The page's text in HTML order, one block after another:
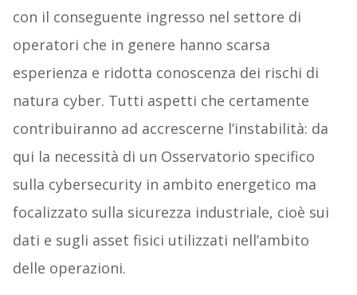
con il conseguente ingresso nel settore di
operatori che in genere hanno scarsa
esperienza e ridotta conoscenza dei rischi di
natura cyber. Tutti aspetti che certamente
contribuiranno ad accrescerne l’instabilità: da
qui la necessità di un Osservatorio specifico
sulla cybersecurity in ambito energetico ma
focalizzato sulla sicurezza industriale, cioè sui
dati e sugli asset fisici utilizzati nell’ambito
delle operazioni.